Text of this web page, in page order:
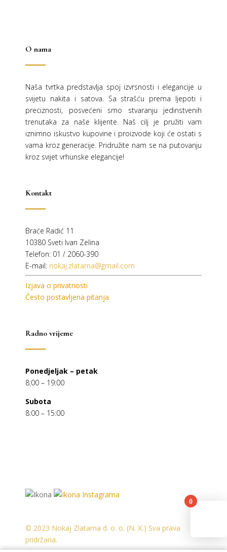
O nama
Naša tvrtka predstavlja spoj izvrsnosti i elegancije u
svijetu nakita i satova. Sa strašću prema ljepoti i
preciznosti, posvećeni smo stvaranju jedinstvenih
trenutaka za naše klijente. Naš cilj je pružiti vam
iznimno iskustvo kupovine i proizvode koji će ostati s
vama kroz generacije. Pridružite nam se na putovanju
kroz svijet vrhunske elegancije!
Kontakt
Braće Radić 11
10380 Sveti Ivan Zelina
Telefon: 01 / 2060-390
E-mail: nokaj.zlatarna@gmail.com
Izjava o privatnosti
Često postavljena pitanja
Radno vrijeme
Ponedjeljak – petak
8:00 – 19:00
Subota
8:00 – 15:00
© 2023 Nokaj Zlatarna d. o. o. (N. K.) Sva prava
pridržana.
0